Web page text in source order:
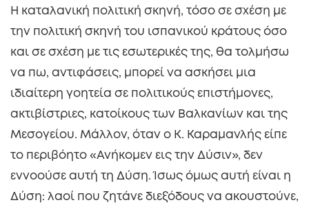
Η καταλανική πολιτική σκηνή, τόσο σε σχέση με
την πολιτική σκηνή του ισπανικού κράτους όσο
και σε σχέση με τις εσωτερικές της, θα τολμήσω
να πω, αντιφάσεις, μπορεί να ασκήσει μια
ιδιαίτερη γοητεία σε πολιτικούς επιστήμονες,
ακτιβίστριες, κατοίκους των Βαλκανίων και της
Μεσογείου. Μάλλον, όταν ο Κ. Καραμανλής είπε
το περιβόητο «Ανήκομεν εις την Δύσιν», δεν
εννοούσε αυτή τη Δύση. Ίσως όμως αυτή είναι η
Δύση: λαοί που ζητάνε διεξόδους να ακουστούνε,